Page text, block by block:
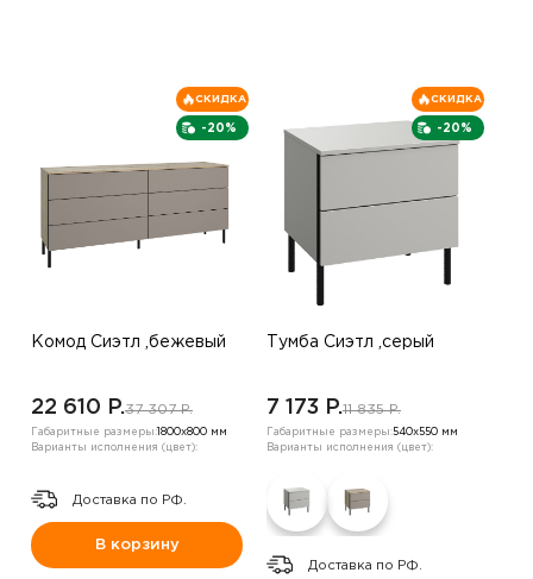
-20%
СКИДКА
Комод Сиэтл ,бежевый
22 610 P.37 307 P.
Габаритные размеры: 1800х800 мм
Варианты исполнения (цвет):
Доставка по РФ.
В корзину
-20%
СКИДКА
Тумба Сиэтл ,серый
7 173 P.11 835 P.
Габаритные размеры:540х550 мм
Варианты исполнения (цвет):
Доставка по РФ.